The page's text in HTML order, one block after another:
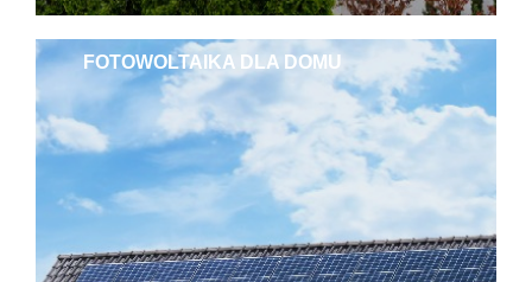
FOTOWOLTAIKA DLA DOMU